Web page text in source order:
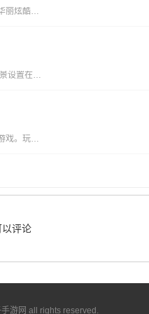
艾希新版是一款经典科幻风格打造的动作格斗类手游，超华丽炫酷的场景地图给你带来无与伦比的视觉享受，进入这个独特的世界当中展开精彩绝伦的战斗旅程，享受前所未有的爽快动作打击手感!艾希新版游戏亮点丰富的场景地图，超科幻的未来场景多样化的武器选择，
黑潮手之上是一个未来城市的主题二次元题材游戏,游戏背景设置在穿过时间和空间的未来,多样的地图关卡,令人紧张兴奋的冒险随机事件,战斗丰富的回合制策略组合二次元玩法,让你感受不一样的高自由度卡牌游戏,快点来下载黑潮之上进行体验吧!《黑潮之上》游
映月城与电子姬公测是一款具有二维风格的漂亮动作射击游戏。玩家可以自由选择自己的角色去奋斗系统的声音和字幕是超级无意义的，为玩家提供了各种丰富的故事和故事。感兴趣的朋友很快下载体验映月城与电子姬公测特色不同的角色有自己的能力和属性，玩家需要灵
以评论
游网 all rights reserved.